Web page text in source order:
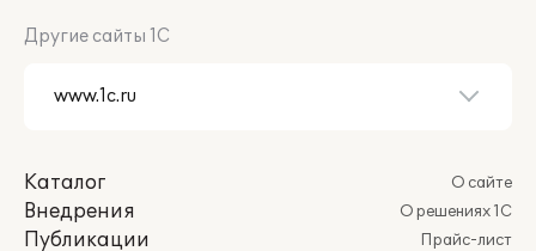
Другие сайты 1С
Каталог
Внедрения
Публикации
О сайте
О решениях 1С
Прайс-лист